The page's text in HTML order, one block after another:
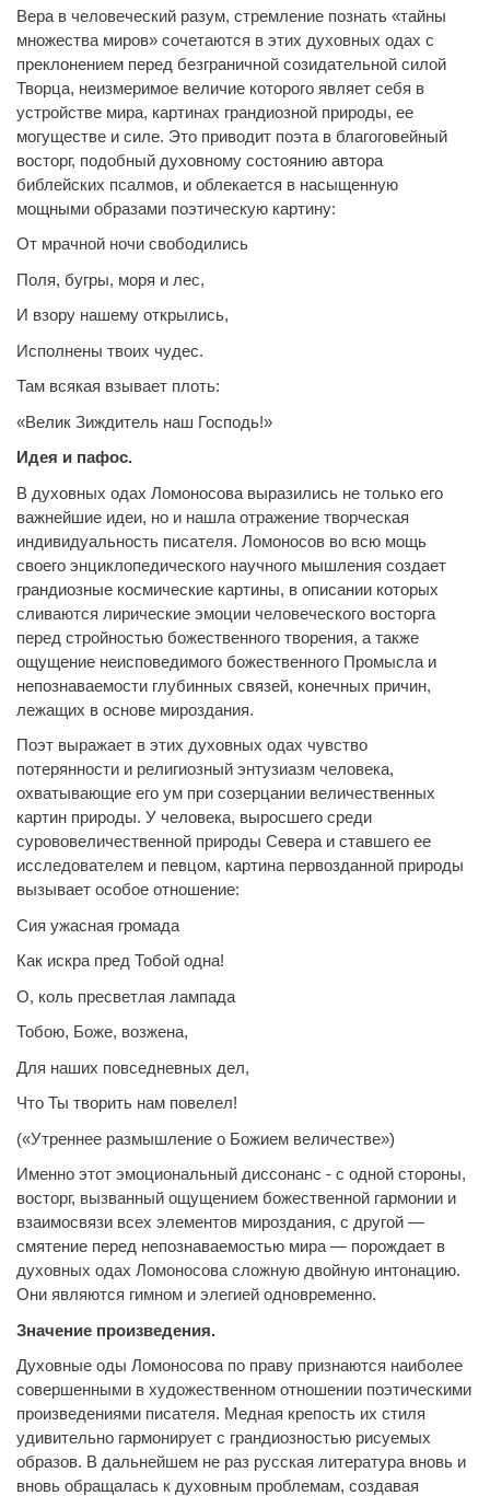
Вера в человеческий разум, стремление познать «тайны
множества миров» сочетаются в этих духовных одах с
преклонением перед безграничной созидательной силой
Творца, неизмеримое величие которого являет себя в
устройстве мира, картинах грандиозной природы, ее
могуществе и силе. Это приводит поэта в благоговейный
восторг, подобный духовному состоянию автора
библейских псалмов, и облекается в насыщенную
мощными образами поэтическую картину:
От мрачной ночи свободились
Поля, бугры, моря и лес,
И взору нашему открылись,
Исполнены твоих чудес.
Там всякая взывает плоть:
«Велик Зиждитель наш Господь!»
Идея и пафос.
В духовных одах Ломоносова выразились не только его
важнейшие идеи, но и нашла отражение творческая
индивидуальность писателя. Ломоносов во всю мощь
своего энциклопедического научного мышления создает
грандиозные космические картины, в описании которых
сливаются лирические эмоции человеческого восторга
перед стройностью божественного творения, а также
ощущение неисповедимого божественного Промысла и
непознаваемости глубинных связей, конечных причин,
лежащих в основе мироздания.
Поэт выражает в этих духовных одах чувство
потерянности и религиозный энтузиазм человека,
охватывающие его ум при созерцании величественных
картин природы. У человека, выросшего среди
сурововеличественной природы Севера и ставшего ее
исследователем и певцом, картина первозданной природы
вызывает особое отношение:
Сия ужасная громада
Как искра пред Тобой одна!
О, коль пресветлая лампада
Тобою, Боже, возжена,
Для наших повседневных дел,
Что Ты творить нам повелел!
(«Утреннее размышление о Божием величестве»)
Именно этот эмоциональный диссонанс - с одной стороны,
восторг, вызванный ощущением божественной гармонии и
взаимосвязи всех элементов мироздания, с другой —
смятение перед непознаваемостью мира — порождает в
духовных одах Ломоносова сложную двойную интонацию.
Они являются гимном и элегией одновременно.
Значение произведения.
Духовные оды Ломоносова по праву признаются наиболее
совершенными в художественном отношении поэтическими
произведениями писателя. Медная крепость их стиля
удивительно гармонирует с грандиозностью рисуемых
образов. В дальнейшем не раз русская литература вновь и
вновь обращалась к духовным проблемам, создавая